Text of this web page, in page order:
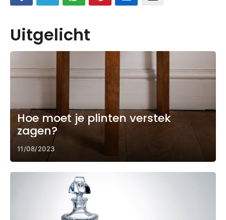
Uitgelicht
Hoe moet je plinten verstek
zagen?
11/08/2023